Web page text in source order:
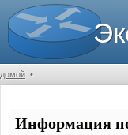
домой •